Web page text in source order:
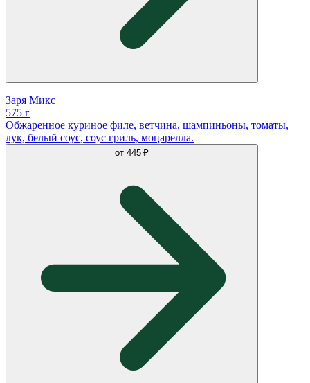
Заря Микс
575 г
Обжаренное куриное филе, ветчина, шампиньоны, томаты,
лук, белый соус, соус гриль, моцарелла.
от 445 ₽